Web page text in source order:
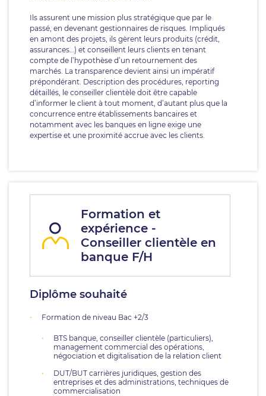
Ils assurent une mission plus stratégique que par le
passé, en devenant gestionnaires de risques. Impliqués
en amont des projets, ils gèrent leurs produits (crédit,
assurances…) et conseillent leurs clients en tenant
compte de l’hypothèse d’un retournement des
marchés. La transparence devient ainsi un impératif
prépondérant. Description des procédures, reporting
détaillés, le conseiller clientèle doit être capable
d’informer le client à tout moment, d’autant plus que la
concurrence entre établissements bancaires et
notamment avec les banques en ligne exige une
expertise et une proximité accrue avec les clients.
Formation et
expérience -
Conseiller clientèle en
banque F/H
Diplôme souhaité
Formation de niveau Bac +2/3
BTS banque, conseiller clientèle (particuliers),
management commercial des opérations,
négociation et digitalisation de la relation client
DUT/BUT carrières juridiques, gestion des
entreprises et des administrations, techniques de
commercialisation